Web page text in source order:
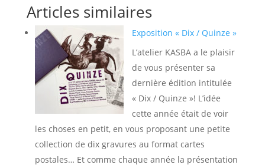
Articles similaires
Exposition « Dix / Quinze »
L’atelier KASBA a le plaisir
de vous présenter sa
dernière édition intitulée
« Dix / Quinze »! L’idée
cette année était de voir
les choses en petit, en vous proposant une petite
collection de dix gravures au format cartes
postales… Et comme chaque année la présentation